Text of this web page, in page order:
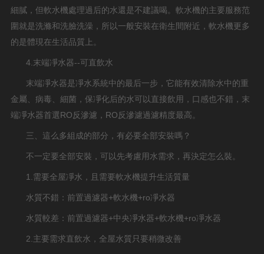
細膩，但軟水機處理過后的水還是不建議喝。軟水機的主要服務范
圍就是洗滌和洗臉洗澡，所以一般安裝在衛生間附近，軟水機更多
的是體現在生活品質上。
4.末端凈水器--可直飲水
末端凈水器是凈水系統中的最后一步，它能有效清除水中的重
金屬、病毒、細菌，保凈化后的水可以直接飲用，口感也不錯，末
端凈水器首選RO反滲濾，RO反滲濾過濾精度最高。
三、這么多組成的部分，有必要全部安裝嗎？
不一定要全部安裝，可以先考慮用水需求，再決定怎么裝。
1.需要全屋凈水，且需要軟水機提升生活質量
水質不錯：前置過濾器+軟水機+ro凈水器
水質較差：前置過濾器+中央凈水器+軟水機+ro凈水器
2.主要需求直飲水，全屋水質只要稍微改善